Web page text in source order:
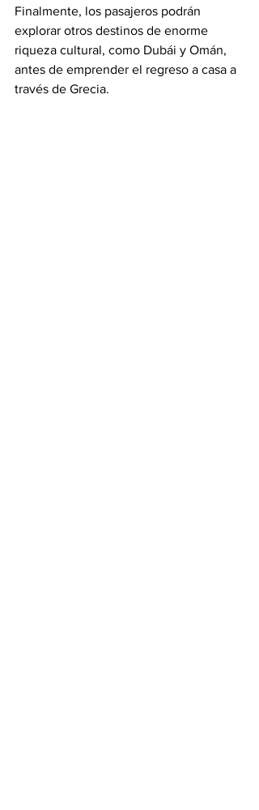
Finalmente, los pasajeros podrán
explorar otros destinos de enorme
riqueza cultural, como Dubái y Omán,
antes de emprender el regreso a casa a
través de Grecia.